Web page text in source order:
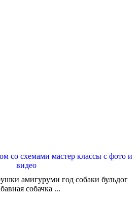
со схемами мастер классы с фото и
видео
амигуруми год собаки бульдог
собачка ...